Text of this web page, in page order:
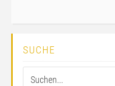
SUCHE